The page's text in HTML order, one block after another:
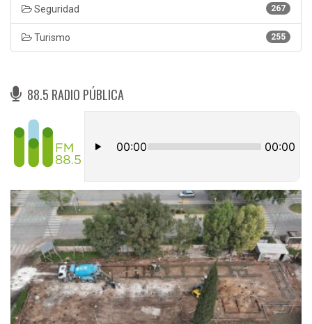
267
Seguridad
255
Turismo
88.5 RADIO PÚBLICA